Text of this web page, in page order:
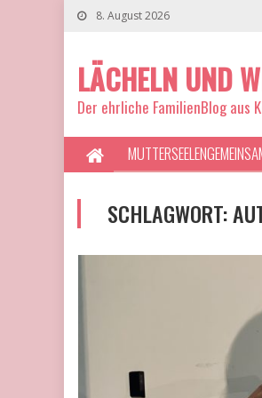
8. August 2026
LÄCHELN UND
Der ehrliche FamilienBlog aus
SCHLAGWORT: